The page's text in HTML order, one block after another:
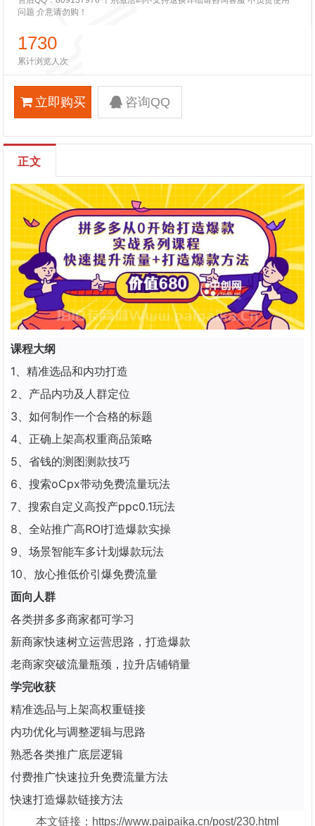
问题 介意请勿购！
1730
累计浏览人次
立即购买 咨询QQ
正文
课程大纲
1、精准选品和内功打造
2、产品内功及人群定位
3、如何制作一个合格的标题
4、正确上架高权重商品策略
5、省钱的测图测款技巧
6、搜索oCpx带动免费流量玩法
7、搜索自定义高投产ppc0.1玩法
8、全站推广高ROI打造爆款实操
9、场景智能车多计划爆款玩法
10、放心推低价引爆免费流量
面向人群
各类拼多多商家都可学习
新商家快速树立运营思路，打造爆款
老商家突破流量瓶颈，拉升店铺销量
学完收获
精准选品与上架高权重链接
内功优化与调整逻辑与思路
熟悉各类推广底层逻辑
付费推广快速拉升免费流量方法
快速打造爆款链接方法
本文链接：https://www.paipaika.cn/post/230.html